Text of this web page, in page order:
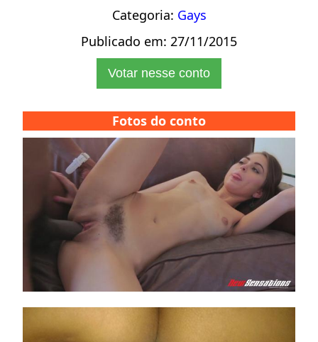
Categoria: Gays
Publicado em: 27/11/2015
Votar nesse conto
Fotos do conto